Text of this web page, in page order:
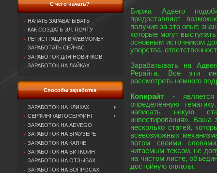
С чего начать?
НАЧАТЬ ЗАРАБАТЫВАТЬ
КАК СОЗДАТЬ ЭЛ. ПОЧТУ
РЕГИСТРАЦИЯ В WEBMONEY
ЗАРАБОТАТЬ СЕЙЧАС
ЗАРАБОТОК ДЛЯ НОВИЧКОВ
ЗАРАБОТОК НА ЛАЙКАХ
Способы заработка
ЗАРАБОТОК НА КЛИКАХ
СЕРФИНГ/АВТОСЕРФИНГ
ЗАРАБОТОК НА ADVEGO
ЗАРАБОТОК НА БРАУЗЕРЕ
ЗАРАБОТОК НА КАПЧЕ
ЗАРАБОТОК НА БИТКОИН
ЗАРАБОТОК НА ОТЗЫВАХ
ЗАРАБОТОК НА ВОПРОСАХ
Биржа Адвего
предоставляет
получив за это опыт,
которые могут
основным источником
упорства,
Зарабатывать на
Рерайта. Все эти
рассмотреть немного
Копирайт -
определённую
написать некую
инвестирования». Ваша
несколько статей,
всевозможных
потом своими
читаемым тексом, не
на чистом листе,
достойную оплаты.